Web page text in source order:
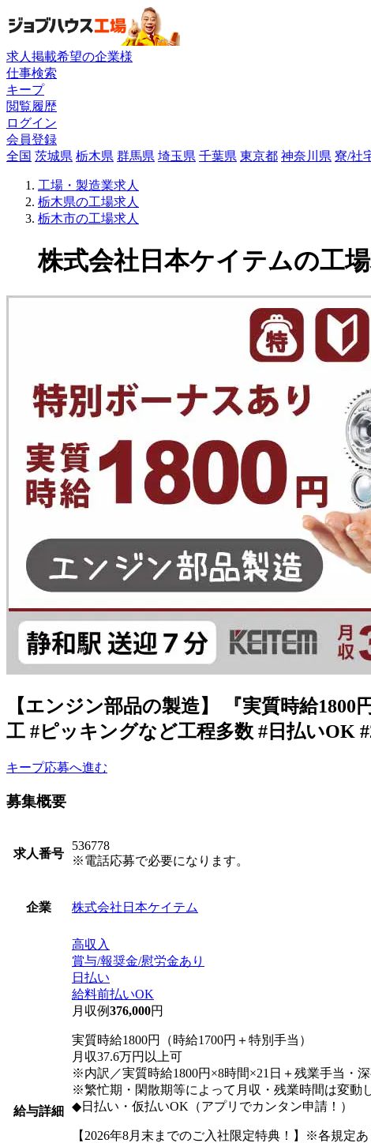
求人掲載希望の企業様
仕事検索
キープ
閲覧履歴
ログイン
会員登録
全国 茨城県 栃木県 群馬県 埼玉県 千葉県 東京都 神奈川県 寮/社
工場・製造業求人
栃木県の工場求人
栃木市の工場求人
株式会社日本ケイテムの工
【エンジン部品の製造】 『実質時給
工 #ピッキングなど工程多数 #日払いOK
キープ応募へ進む
募集概要
求人番号
536778
※電話応募で必要になります。
企業 株式会社日本ケイテム
給与詳細
高収入
賞与/報奨金/慰労金あり
日払い
給料前払いOK
月収例376,000円
実質時給1800円（時給1700円＋特別手当）
月収37.6万円以上可
※内訳／実質時給1800円×8時間×21日＋残業手当・
※繁忙期・閑散期等によって月収・残業時間は変動
◆日払い・仮払いOK（アプリでカンタン申請！）
【2026年8月末までのご入社限定特典！】※各規定あ